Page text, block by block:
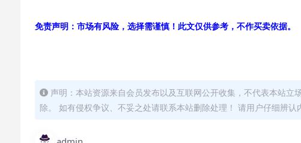
免责声明：市场有风险，选择需谨慎！此文仅供参考，不作买卖依据。
声明：本站资源来自会员发布以及互联网公开收集，不代表本站
除。 如有侵权争议、不妥之处请联系本站删除处理！ 请用户仔细辨认